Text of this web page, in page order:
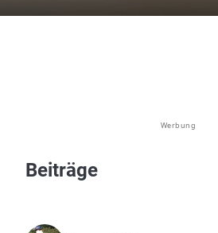
Werbung
Beiträge